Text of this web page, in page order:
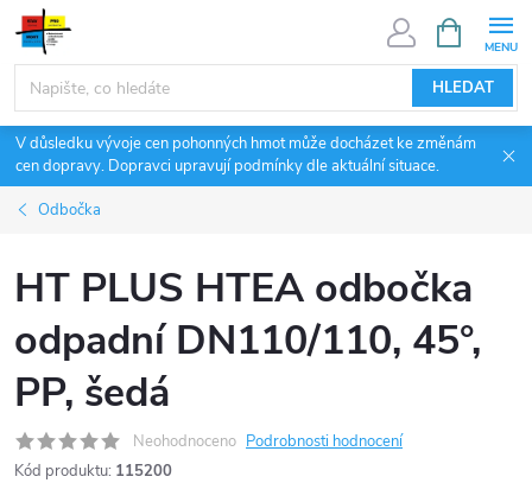
Přejít
obsah
HLEDAT
NÁKUPNÍ
KOŠÍK
V důsledku vývoje cen pohonných hmot může docházet ke změnám
cen dopravy. Dopravci upravují podmínky dle aktuální situace.
Odbočka
HT PLUS HTEA odbočka
odpadní DN110/110, 45°,
PP, šedá
Neohodnoceno Podrobnosti hodnocení
Kód produktu: 115200